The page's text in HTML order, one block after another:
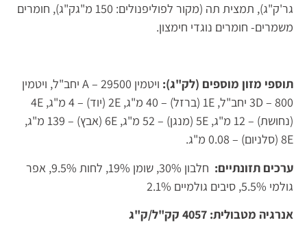
גר'ק"ג), תמצית תה (מקור לפוליפנולים: 150 מ"גק"ג), חומרים
משמרים- חומרים נוגדי חימצון.
תוספי מזון מוספים (לק"ג):
ויטמין A – 29500 יחב"ל, ויטמין
3D – 800 יחב"ל, 1E (ברזל) – 40 מ"ג, 2E (יוד) – 4 מ"ג, 4E
(נחושת) – 12 מ"ג, 5E (מנגן) – 52 מ"ג, 6E (אבץ) – 139 מ"ג,
8E (סלניום) – 0.08 מ"ג.
ערכים תזונתיים:
חלבון 30%, שומן 19%, לחות 9.5%, אפר
גולמי 5.5%, סיבים גולמיים 2.1%
אנרגיה מטבולית: 4057 קק"ל/ק"ג